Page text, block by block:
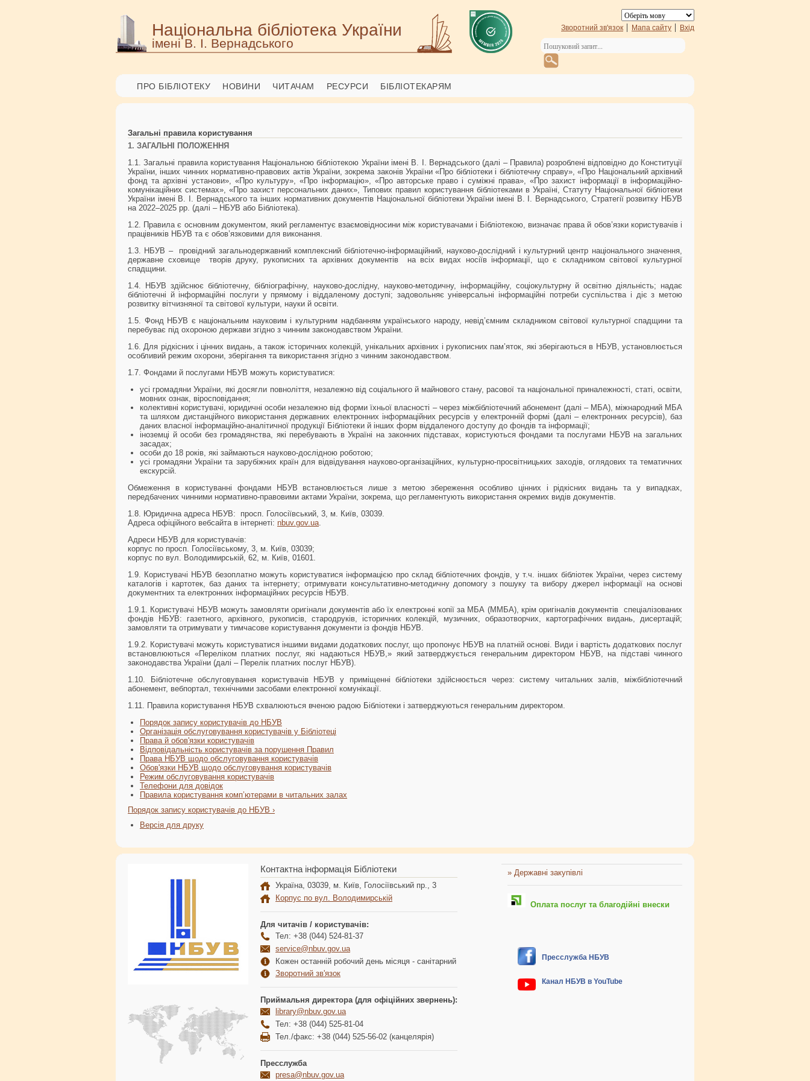
Національна бібліотека України
імені В. І. Вернадського
Зворотний зв'язок Мапа сайту Вхід
ПРО БІБЛІОТЕКУ НОВИНИ ЧИТАЧАМ РЕСУРСИ БІБЛІОТЕКАРЯМ
Загальні правила користування
1. ЗАГАЛЬНІ ПОЛОЖЕННЯ
1.1. Загальні правила користування Національною бібліотекою України імені В. І. Вернадського (далі – Правила) розроблені відповідно до Конституції
України, інших чинних нормативно-правових актів України, зокрема законів України «Про бібліотеки і бібліотечну справу», «Про Національний архівний
фонд та архівні установи», «Про культуру», «Про інформацію», «Про авторське право і суміжні права», «Про захист інформації в інформаційно-
комунікаційних системах», «Про захист персональних даних», Типових правил користування бібліотеками в Україні, Статуту Національної бібліотеки
України імені В. І. Вернадського та інших нормативних документів Національної бібліотеки України імені В. І. Вернадського, Стратегії розвитку НБУВ
на 2022–2025 рр. (далі – НБУВ або Бібліотека).
1.2. Правила є основним документом, який регламентує взаємовідносини між користувачами і Бібліотекою, визначає права й обов’язки користувачів і
працівників НБУВ та є обов’язковими для виконання.
1.3. НБУВ – провідний загальнодержавний комплексний бібліотечно-інформаційний, науково-дослідний і культурний центр національного значення,
державне сховище творів друку, рукописних та архівних документів на всіх видах носіїв інформації, що є складником світової культурної
спадщини.
1.4. НБУВ здійснює бібліотечну, бібліографічну, науково-дослідну, науково-методичну, інформаційну, соціокультурну й освітню діяльність; надає
бібліотечні й інформаційні послуги у прямому і віддаленому доступі; задовольняє універсальні інформаційні потреби суспільства і діє з метою
розвитку вітчизняної та світової культури, науки й освіти.
1.5. Фонд НБУВ є національним науковим і культурним надбанням українського народу, невід’ємним складником світової культурної спадщини та
перебуває під охороною держави згідно з чинним законодавством України.
1.6. Для рідкісних і цінних видань, а також історичних колекцій, унікальних архівних і рукописних пам’яток, які зберігаються в НБУВ, установлюється
особливий режим охорони, зберігання та використання згідно з чинним законодавством.
1.7. Фондами й послугами НБУВ можуть користуватися:
усі громадяни України, які досягли повноліття, незалежно від соціального й майнового стану, расової та національної приналежності, статі, освіти,
мовних ознак, віросповідання;
колективні користувачі, юридичні особи незалежно від форми їхньої власності – через міжбібліотечний абонемент (далі – МБА), міжнародний МБА
та шляхом дистанційного використання державних електронних інформаційних ресурсів у електронній формі (далі – електронних ресурсів), баз
даних власної інформаційно-аналітичної продукції Бібліотеки й інших форм віддаленого доступу до фондів та інформації;
іноземці й особи без громадянства, які перебувають в Україні на законних підставах, користуються фондами та послугами НБУВ на загальних
засадах;
особи до 18 років, які займаються науково-дослідною роботою;
усі громадяни України та зарубіжних країн для відвідування науково-організаційних, культурно-просвітницьких заходів, оглядових та тематичних
екскурсій.
Обмеження в користуванні фондами НБУВ встановлюється лише з метою збереження особливо цінних і рідкісних видань та у випадках,
передбачених чинними нормативно-правовими актами України, зокрема, що регламентують використання окремих видів документів.
1.8. Юридична адреса НБУВ: просп. Голосіївський, 3, м. Київ, 03039.
Адреса офіційного вебсайта в інтернеті: nbuv.gov.ua.
Адреси НБУВ для користувачів:
корпус по просп. Голосіївському, 3, м. Київ, 03039;
корпус по вул. Володимирській, 62, м. Київ, 01601.
1.9. Користувачі НБУВ безоплатно можуть користуватися інформацією про склад бібліотечних фондів, у т.ч. інших бібліотек України, через систему
каталогів і картотек, баз даних та інтернету; отримувати консультативно-методичну допомогу з пошуку та вибору джерел інформації на основі
документних та електронних інформаційних ресурсів НБУВ.
1.9.1. Користувачі НБУВ можуть замовляти оригінали документів або їх електронні копії за МБА (ММБА), крім оригіналів документів спеціалізованих
фондів НБУВ: газетного, архівного, рукописів, стародруків, історичних колекцій, музичних, образотворчих, картографічних видань, дисертацій;
замовляти та отримувати у тимчасове користування документи із фондів НБУВ.
1.9.2. Користувачі можуть користуватися іншими видами додаткових послуг, що пропонує НБУВ на платній основі. Види і вартість додаткових послуг
встановлюються «Переліком платних послуг, які надаються НБУВ,» який затверджується генеральним директором НБУВ, на підставі чинного
законодавства України (далі – Перелік платних послуг НБУВ).
1.10. Бібліотечне обслуговування користувачів НБУВ у приміщенні бібліотеки здійснюється через: систему читальних залів, міжбібліотечний
абонемент, вебпортал, технічними засобами електронної комунікації.
1.11. Правила користування НБУВ схвалюються вченою радою Бібліотеки і затверджуються генеральним директором.
Порядок запису користувачів до НБУВ
Організація обслуговування користувачів у Бібліотеці
Права й обов'язки користувачів
Відповідальність користувачів за порушення Правил
Права НБУВ щодо обслуговування користувачів
Обов'язки НБУВ щодо обслуговування користувачів
Режим обслуговування користувачів
Телефони для довідок
Правила користування комп’ютерами в читальних залах
Порядок запису користувачів до НБУВ ›
Версія для друку
Контактна інформація Бібліотеки
Україна, 03039, м. Київ, Голосіївський пр., 3
Корпус по вул. Володимирській
Для читачів / користувачів:
Тел: +38 (044) 524-81-37
service@nbuv.gov.ua
Кожен останній робочий день місяця - санітарний
Зворотний зв'язок
Приймальня директора (для офіційних звернень):
library@nbuv.gov.ua
Тел: +38 (044) 525-81-04
Тел./факс: +38 (044) 525-56-02 (канцелярія)
Пресслужба
presa@nbuv.gov.ua
» Державні закупівлі
Оплата послуг та благодійні внески
Пресслужба НБУВ
Канал НБУВ в YouTube